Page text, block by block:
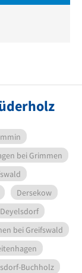
bei Grimmen
Dersekow
Deyelsdorf
bei Greifswald
Buchholz